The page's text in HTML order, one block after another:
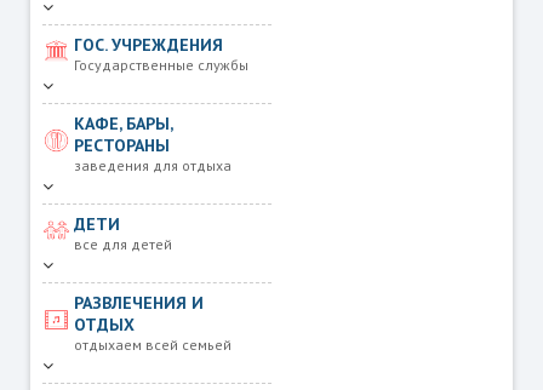
ГОС. УЧРЕЖДЕНИЯ
Государственные службы
КАФЕ, БАРЫ,
РЕСТОРАНЫ
заведения для отдыха
ДЕТИ
все для детей
РАЗВЛЕЧЕНИЯ И
ОТДЫХ
отдыхаем всей семьей